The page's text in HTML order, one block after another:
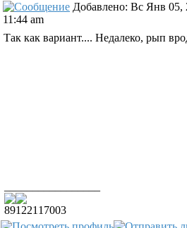
Добавлено: Вс Янв 05,
11:44 am
Так как вариант.... Недалеко, рып
89122117003